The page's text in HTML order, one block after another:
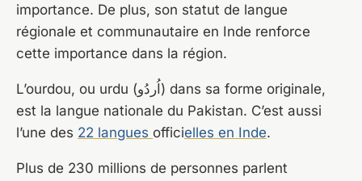
importance. De plus, son statut de langue
régionale et communautaire en Inde renforce
cette importance dans la région.
L’ourdou, ou urdu (اُردُو) dans sa forme originale,
est la langue nationale du Pakistan. C’est aussi
l’une des 22 langues officielles en Inde.
Plus de 230 millions de personnes parlent